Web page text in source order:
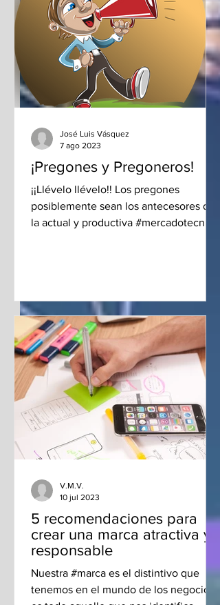
¡Pregones y Pregoneros!
¡¡Llévelo llévelo!! Los pregones
posiblemente sean los antecesores de
la actual y productiva #mercadotecnia,
José Luis Vásquez
7 ago 2023
5 recomendaciones para
crear una marca atractiva y
responsable
Nuestra #marca es el distintivo que
tenemos en el mundo de los negocios,
V.M.V.
10 jul 2023